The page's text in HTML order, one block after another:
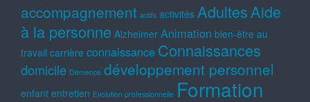
accompagnement actifs activités AdultesAide
à la personne Alzheimer Animation bien-être au
travail carrière connaissance Connaissances
domicile Démence développement personnel
enfant entretien Evolution professionnelle Formation